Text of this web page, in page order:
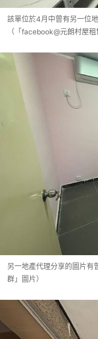
該單位於4月中曾有另一位
（「facebook@元朗村屋租
另一地產代理分享的圖片有
群」圖片）